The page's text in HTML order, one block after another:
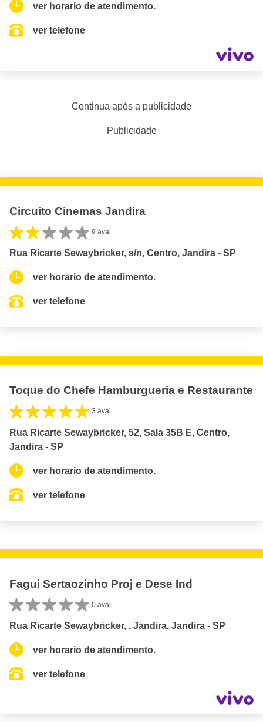
ver horario de atendimento.
ver telefone
Continua após a publicidade
Publicidade
Circuito Cinemas Jandira
9 aval.
Rua Ricarte Sewaybricker, s/n, Centro, Jandira - SP
ver horario de atendimento.
ver telefone
Toque do Chefe Hamburgueria e Restaurante
3 aval.
Rua Ricarte Sewaybricker, 52, Sala 35B E, Centro,
Jandira - SP
ver horario de atendimento.
ver telefone
Fagui Sertaozinho Proj e Dese Ind
0 aval.
Rua Ricarte Sewaybricker, , Jandira, Jandira - SP
ver horario de atendimento.
ver telefone